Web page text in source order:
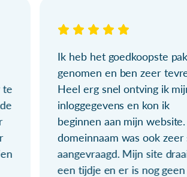
te
Ik heb het goedkoopste
genomen en ben zeer
Heel erg snel ontving ik
inloggegevens en kon ik
beginnen aan mijn
domeinnaam was ook zeer
aangevraagd. Mijn site
een tijdje en er is nog geen